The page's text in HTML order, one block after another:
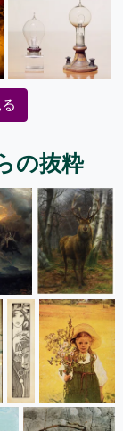
の抜粋